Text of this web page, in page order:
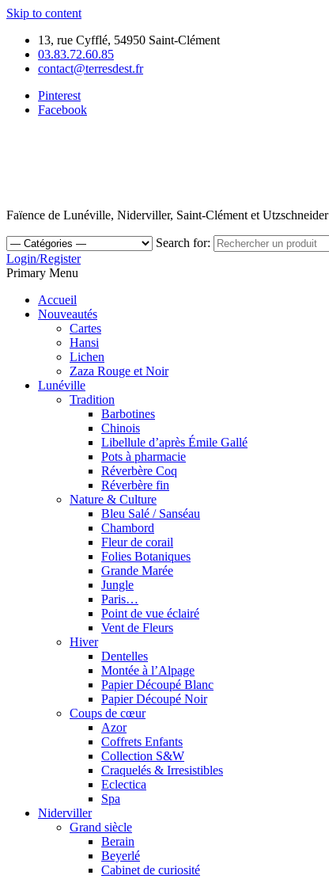
Skip to content
13, rue Cyfflé, 54950 Saint-Clément
03.83.72.60.85
contact@terresdest.fr
Pinterest
Facebook
Faïence de Lunéville, Niderviller, Saint-Clément et Utzschneider
Search for:
Login/Register
Primary Menu
Accueil
Nouveautés
Cartes
Hansi
Lichen
Zaza Rouge et Noir
Lunéville
Tradition
Barbotines
Chinois
Libellule d’après Émile Gallé
Pots à pharmacie
Réverbère Coq
Réverbère fin
Nature & Culture
Bleu Salé / Sanséau
Chambord
Fleur de corail
Folies Botaniques
Grande Marée
Jungle
Paris…
Point de vue éclairé
Vent de Fleurs
Hiver
Dentelles
Montée à l’Alpage
Papier Découpé Blanc
Papier Découpé Noir
Coups de cœur
Azor
Coffrets Enfants
Collection S&W
Craquelés & Irresistibles
Eclectica
Spa
Niderviller
Grand siècle
Berain
Beyerlé
Cabinet de curiosité